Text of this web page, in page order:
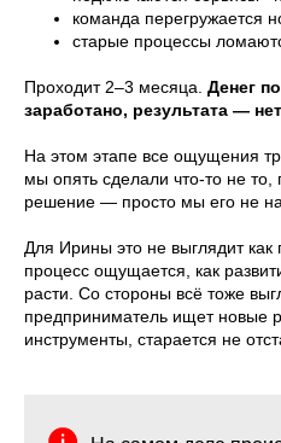
команда перегружается
старые процессы
Проходит 2–3 месяца. Денег
заработано, результата —
На этом этапе все ощущения
мы опять сделали что-то не то,
решение — просто мы его не
Для Ирины это не выглядит
процесс ощущается, как
расти. Со стороны всё тоже
предприниматель ищет новые
инструменты, старается не